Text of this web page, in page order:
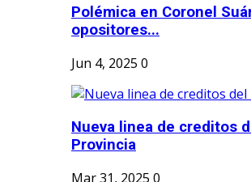
Polémica en Coronel
opositores...
Jun 4, 2025 0
Nueva linea de creditos
Provincia
Mar 31, 2025 0